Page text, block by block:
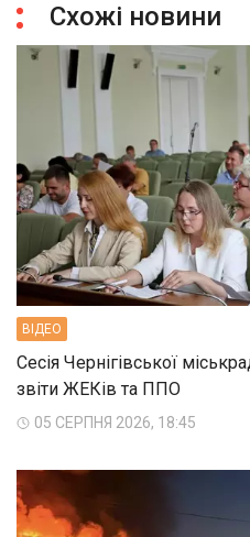
Схожі новини
ВIДЕО
Сесія Чернігівської
звіти ЖЕКів та ППО
05 СЕРПНЯ 2026, 18:45